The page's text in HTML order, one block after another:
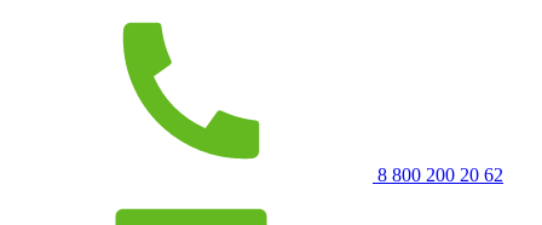
8 800 200 20 62